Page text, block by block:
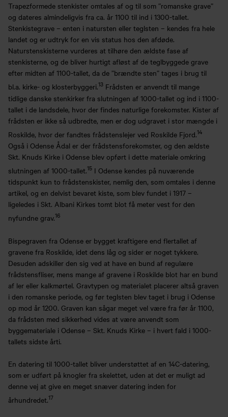
Trapezformede stenkister omtales af og til som ”romanske grave”
og dateres almindeligvis fra ca. år 1100 til ind i 1300-tallet.
Stenkistegrave – enten i natursten eller teglsten – kendes fra hele
landet og er udtryk for en vis status hos den afdøde.
Naturstenskisterne vurderes at tilhøre den ældste fase af
stenkisterne, og de bliver hurtigt afløst af de teglbyggede grave
efter midten af 1100-tallet, da de ”brændte sten” tages i brug til
bl.a. kirke- og klosterbyggeri.13 Frådsten er anvendt til mange
tidlige danske stenkirker fra slutningen af 1000-tallet og ind i 1100-
tallet i de landsdele, hvor der findes naturlige forekomster. Kister af
frådsten er ikke så udbredte, men er dog udgravet i stor mængde i
Roskilde, hvor der fandtes frådstenslejer ved Roskilde Fjord.14
Også i Odense Ådal er der frådstensforekomster, og den ældste
Skt. Knuds Kirke i Odense blev opført i dette materiale omkring
slutningen af 1000-tallet.15 I Odense kendes på nuværende
tidspunkt kun to frådstenskister, nemlig den, som omtales i denne
artikel, og en delvist bevaret kiste, som blev fundet i 1917 –
ligeledes i Skt. Albani Kirkes tomt blot få meter vest for den
nyfundne grav.16
Bispegraven fra Odense er bygget kraftigere end flertallet af
gravene fra Roskilde, idet dens låg og sider er noget tykkere.
Desuden adskiller den sig ved at have en bund af regulære
frådstensfliser, mens mange af gravene i Roskilde blot har en bund
af ler eller kalkmørtel. Gravtypen og materialet placerer altså graven
i den romanske periode, og før teglsten blev taget i brug i Odense
op mod år 1200. Graven kan sågar meget vel være fra før år 1100,
da frådsten med sikkerhed vides at være anvendt som
byggemateriale i Odense – Skt. Knuds Kirke – i hvert fald i 1000-
tallets sidste årti.
En datering til 1000-tallet bliver understøttet af en 14C-datering,
som er udført på knogler fra skelettet, uden at det er muligt ad
denne vej at give en meget snæver datering inden for
århundredet.17